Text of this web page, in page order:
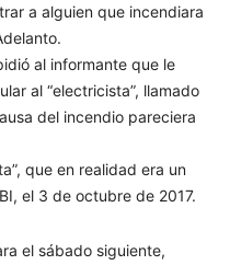
a alguien que incendiara
al informante que le
al “electricista”, llamado
del incendio pareciera
que en realidad era un
el 3 de octubre de 2017.
el sábado siguiente,